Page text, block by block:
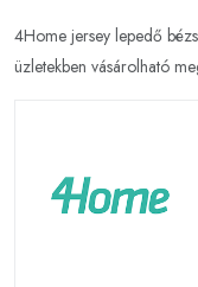
4Home jersey lepedő
üzletekben vásárolható